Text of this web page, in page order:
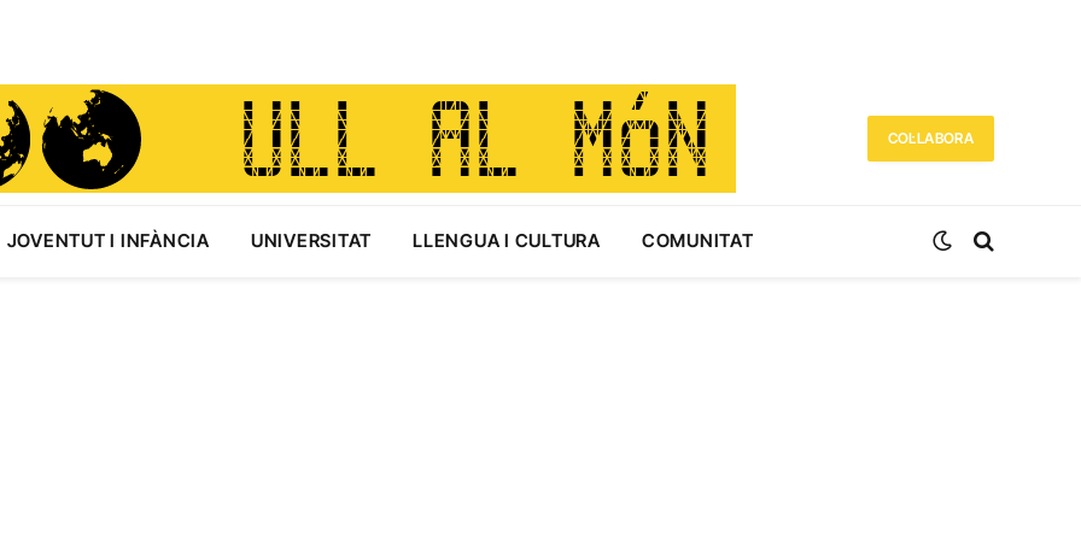
COL·LABORA
JOVENTUT I INFÀNCIA UNIVERSITAT LLENGUA I CULTURA COMUNITAT